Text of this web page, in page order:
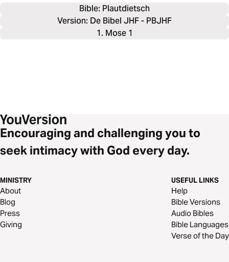
Bible: Plautdietsch
Version: De Bibel JHF - PBJHF
1. Mose 1
Encouraging and challenging you to
seek intimacy with God every day.
MINISTRY
About
Blog
Press
Giving
USEFUL LINKS
Help
Bible Versions
Audio Bibles
Bible Languages
Verse of the Day